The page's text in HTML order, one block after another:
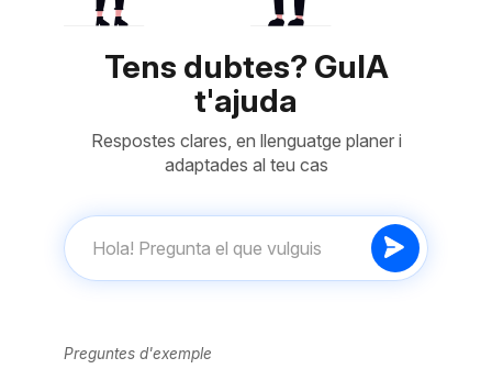
Tens dubtes? GuIA
t'ajuda
Respostes clares, en llenguatge planer i
adaptades al teu cas
Preguntes d'exemple